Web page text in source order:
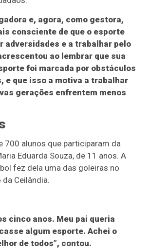
e, agora, como gestora,
consciente de que o esporte
adversidades e a trabalhar pelo
ao lembrar que sua
foi marcada por obstáculos
e que isso a motiva a trabalhar
gerações enfrentem menos
700 alunos que participaram da
Eduarda Souza, de 11 anos. A
fez dela uma das goleiras no
Ceilândia.
cinco anos. Meu pai queria
algum esporte. Achei o
de todos”, contou.